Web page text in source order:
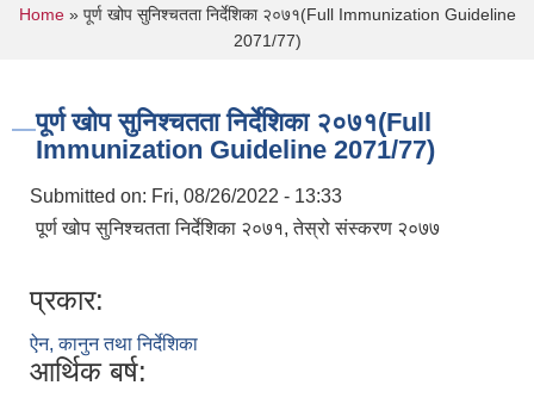
You are here
Home» पूर्ण खोप सुनिश्चतता निर्देशिका २०७१(Full Immunization Guideline
2071/77)
पूर्ण खोप सुनिश्चतता निर्देशिका २०७१(Full
Immunization Guideline 2071/77)
Submitted on: Fri, 08/26/2022 - 13:33
पूर्ण खोप सुनिश्चतता निर्देशिका २०७१, तेस्रो संस्करण २०७७
प्रकार:
ऐन, कानुन तथा निर्देशिका
आर्थिक बर्ष: